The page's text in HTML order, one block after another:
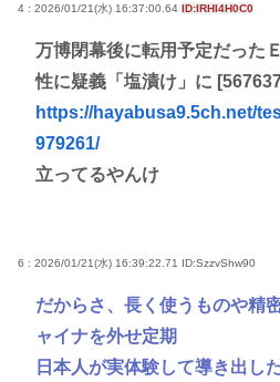
4 : 2026/01/21(水) 16:37:00.64 ID:lRHI4H0C0
万博閉幕後に転用予定だった
性に疑義「塩漬け」に
https://hayabusa9.5ch.net/
979261/
立ってるやんけ
6 : 2026/01/21(水) 16:39:22.71 ID:SzzvShw90
だからさ、長く使うものや精
ャイナを外せ定期
日本人が実体験して導き出し